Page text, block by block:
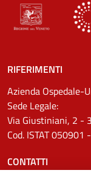
RIFERIMENTI
Azienda Ospedale-
Sede Legale:
Via Giustiniani, 2 -
Cod. ISTAT
CONTATTI